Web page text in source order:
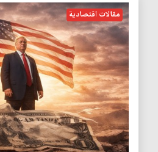
مقالات اقتصادية